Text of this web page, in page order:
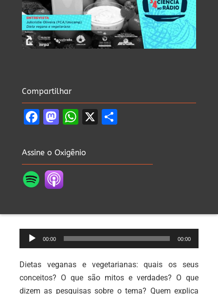
Compartilhar
Facebook
Mastodon
WhatsApp
X Share
Assine o Oxigênio
Tocador
de
áudio
00:00 00:00
Dietas veganas e vegetarianas: quais os seus
conceitos? O que são mitos e verdades? O que
dizem as pesquisas sobre o tema? Quem explica